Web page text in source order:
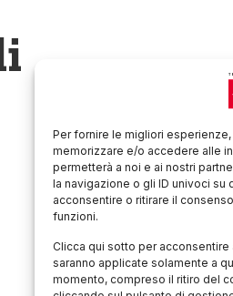
Per fornire le migliori
memorizzare e/o accedere alle
permetterà a noi e ai nostri
la navigazione o gli ID univoci su
acconsentire o ritirare il
funzioni.
Clicca qui sotto per
saranno applicate solamente a
momento, compreso il ritiro del